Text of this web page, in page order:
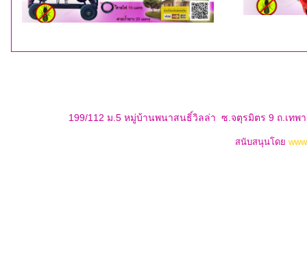
199/112 ม.5 หมู่บ้านพนาสนธิ์วิลล่า ซ.จตุรมิตร 9 ถ.เทพ
สนับสนุนโดย